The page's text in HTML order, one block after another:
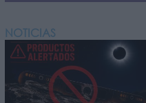
NOTICIAS